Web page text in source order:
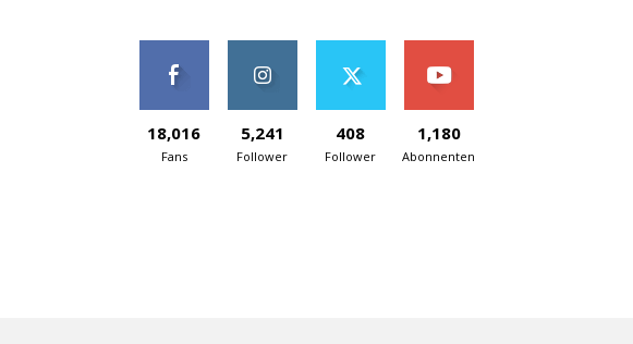
18,016
Fans
5,241
Follower
408
Follower
1,180
Abonnenten